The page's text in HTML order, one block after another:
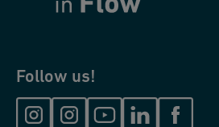
Follow us!